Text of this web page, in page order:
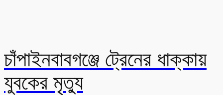
চাঁপাইনবাবগঞ্জে ট্রেনের ধাক্কায়
যুবকের মৃত্যু